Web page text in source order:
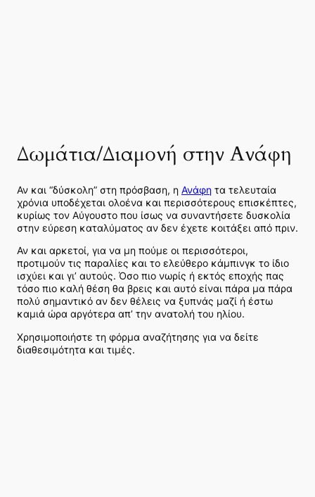
Δωμάτια/Διαμονή στην Ανάφη
Αν και “δύσκολη” στη πρόσβαση, η Ανάφη τα τελευταία
χρόνια υποδέχεται ολοένα και περισσότερους επισκέπτες,
κυρίως τον Αύγουστο που ίσως να συναντήσετε δυσκολία
στην εύρεση καταλύματος αν δεν έχετε κοιτάξει από πριν.
Αν και αρκετοί, για να μη πούμε οι περισσότεροι,
προτιμούν τις παραλίες και το ελεύθερο κάμπινγκ το ίδιο
ισχύει και γι’ αυτούς. Όσο πιο νωρίς ή εκτός εποχής πας
τόσο πιο καλή θέση θα βρεις και αυτό είναι πάρα μα πάρα
πολύ σημαντικό αν δεν θέλεις να ξυπνάς μαζί ή έστω
καμιά ώρα αργότερα απ’ την ανατολή του ηλίου.
Χρησιμοποιήστε τη φόρμα αναζήτησης για να δείτε
διαθεσιμότητα και τιμές.